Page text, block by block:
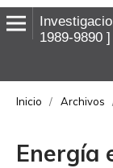
1989-9890
Inicio / Archivos
Energía